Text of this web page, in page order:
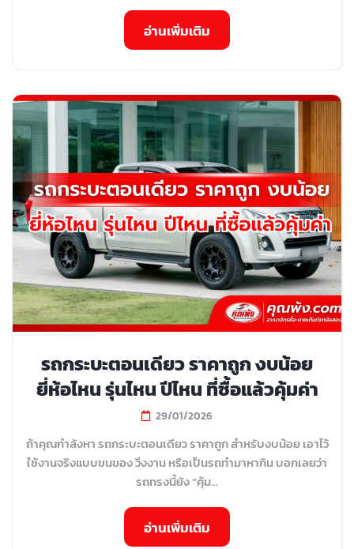
อ่านเพิ่มเติม
รถกระบะตอนเดียว ราคาถูก งบน้อย
ยี่ห้อไหน รุ่นไหน ปีไหน ที่ซื้อแล้วคุ้มค่า
29/01/2026
ถ้าคุณกำลังหา รถกระบะตอนเดียว ราคาถูก สำหรับงบน้อย เอาไว้
ใช้งานจริงแบบขนของ วิ่งงาน หรือเป็นรถทำมาหากิน บอกเลยว่า
รถทรงนี้ยัง “คุ้ม...
อ่านเพิ่มเติม